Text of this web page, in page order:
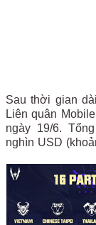
Sau thời gian
Liên quân
ngày 19/6.
nghìn USD